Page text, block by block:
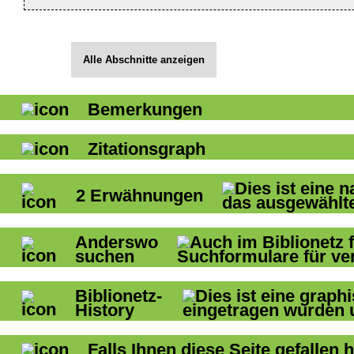
Alle Abschnitte anzeigen
Bemerkungen
Zitationsgraph
2 Erwähnungen
Anderswo
suchen
Biblionetz-
History
Falls Ihnen diese Seite gefallen